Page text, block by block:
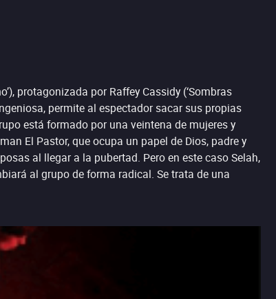
protagonizada por Raffey Cassidy (‘Sombras
permite al espectador sacar sus propias
está formado por una veintena de mujeres y
El Pastor, que ocupa un papel de Dios, padre y
al llegar a la pubertad. Pero en este caso Selah,
al grupo de forma radical. Se trata de una